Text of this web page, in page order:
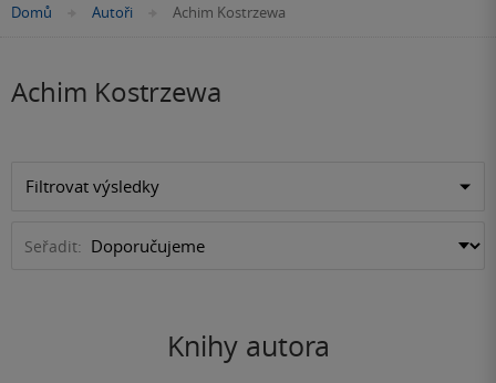
Nacházíte
Domů »Autoři »Achim Kostrzewa
Achim Kostrzewa
Filtrovat výsledky
Seřadit:
Knihy autora